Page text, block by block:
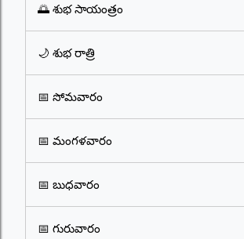
🌅 శుభ సాయంత్రం
🌙 శుభ రాత్రి
📅 సోమవారం
📅 మంగళవారం
📅 బుధవారం
📅 గురువారం